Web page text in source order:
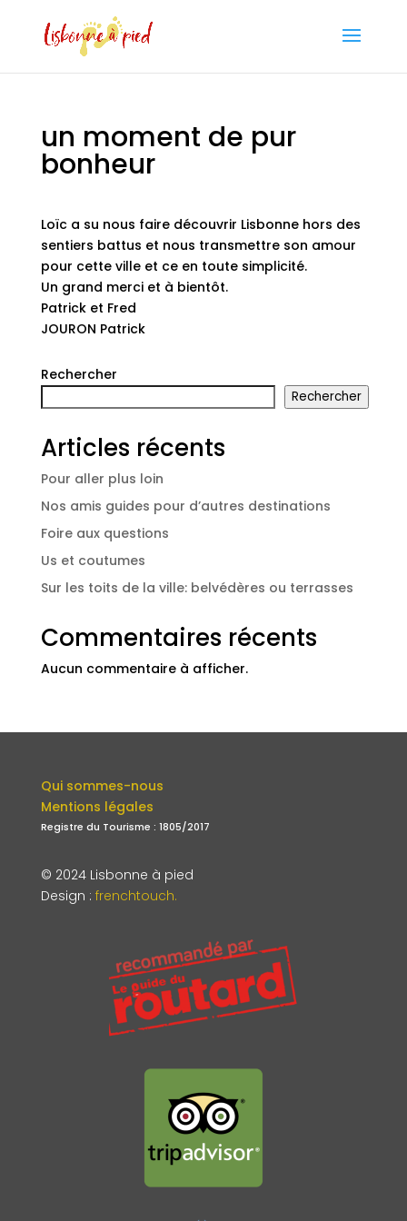
un moment de pur
bonheur
Loïc a su nous faire découvrir Lisbonne hors des
sentiers battus et nous transmettre son amour
pour cette ville et ce en toute simplicité.
Un grand merci et à bientôt.
Patrick et Fred
JOURON Patrick
Rechercher
Rechercher
Articles récents
Pour aller plus loin
Nos amis guides pour d’autres destinations
Foire aux questions
Us et coutumes
Sur les toits de la ville: belvédères ou terrasses
Commentaires récents
Aucun commentaire à afficher.
Qui sommes-nous
Mentions légales
Registre du Tourisme : 1805/2017
© 2024 Lisbonne à pied
Design : frenchtouch.